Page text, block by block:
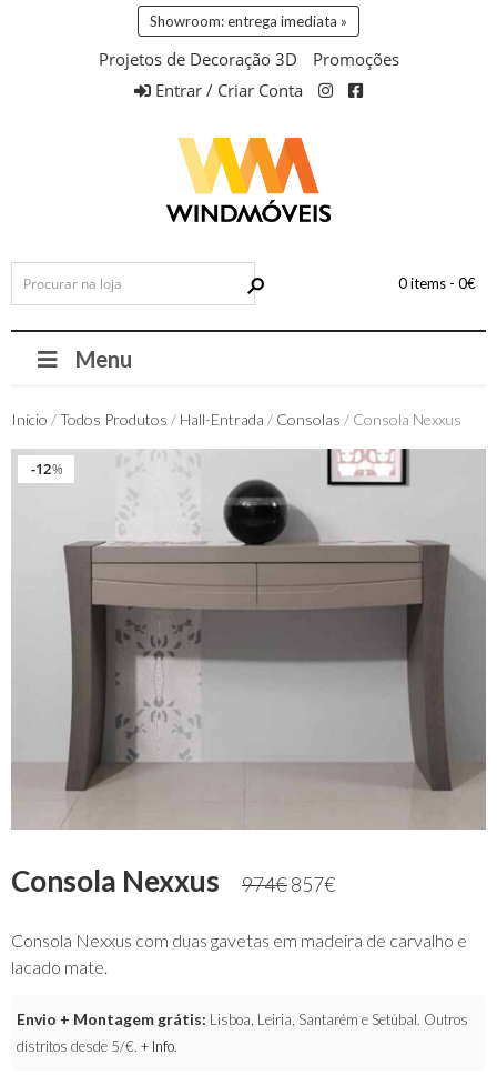
Showroom: entrega imediata »
Projetos de Decoração 3D
Promoções
Entrar / Criar Conta
0 items - 0€
Menu
Início /Todos Produtos / Hall-Entrada / Consolas / Consola Nexxus
%
12%
12
Consola Nexxus 974€857€
Consola Nexxus com duas gavetas em madeira de carvalho e
lacado mate.
Envio + Montagem grátis: Lisboa, Leiria, Santarém e Setúbal. Outros
distritos desde 5/€. + Info.